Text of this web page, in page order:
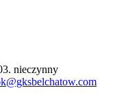
nieczynny